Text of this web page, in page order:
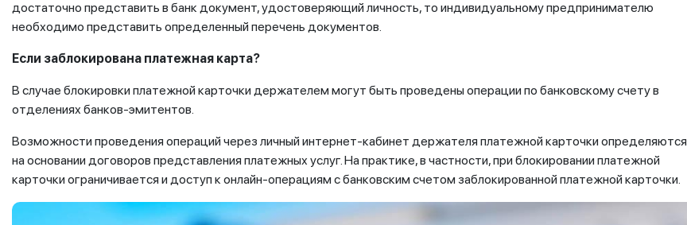
достаточно представить в банк документ, удостоверяющий личность, то индивидуальному предпринимателю
необходимо представить определенный перечень документов.
Если заблокирована платежная карта?
В случае блокировки платежной карточки держателем могут быть проведены операции по банковскому счету в
отделениях банков-эмитентов.
Возможности проведения операций через личный интернет-кабинет держателя платежной карточки определяются
на основании договоров представления платежных услуг. На практике, в частности, при блокировании платежной
карточки ограничивается и доступ к онлайн-операциям с банковским счетом заблокированной платежной карточки.